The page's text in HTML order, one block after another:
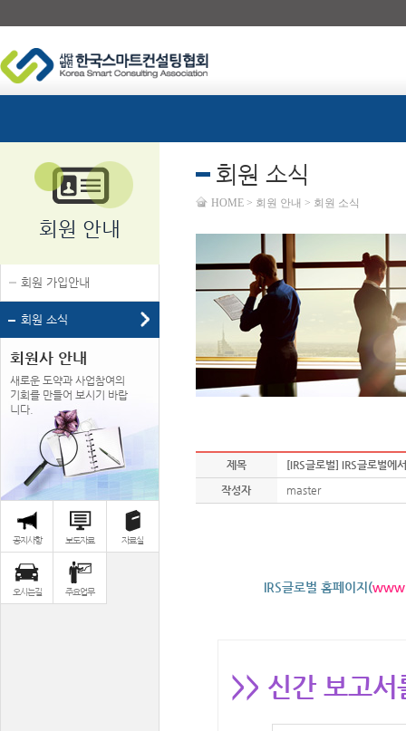
회원 안내
회원 가입안내
회원 소식
회원사 안내
새로운 도약과 사업참여의
기회를 만들어 보시기 바랍
니다.
공지사항 보도자료 자료실
오시는길 주요업무
회원 소식
HOME > 회원 안내 > 회원 소식
제목
[IRS글로벌] IRS글로벌에
작성자
master
IRS글로벌 홈페이지(
>> 신간 보고